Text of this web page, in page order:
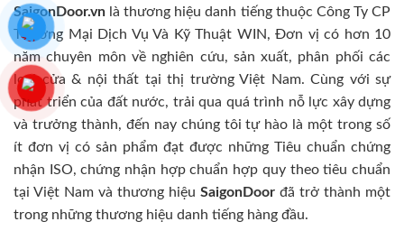
SaigonDoor.vn là thương hiệu danh tiếng thuộc Công Ty CP
Thương Mại Dịch Vụ Và Kỹ Thuật WIN, Đơn vị có hơn 10
năm chuyên môn về nghiên cứu, sản xuất, phân phối các
loại cửa & nội thất tại thị trường Việt Nam. Cùng với sự
phát triển của đất nước, trải qua quá trình nỗ lực xây dựng
và trưởng thành, đến nay chúng tôi tự hào là một trong số
ít đơn vị có sản phẩm đạt được những Tiêu chuẩn chứng
nhận ISO, chứng nhận hợp chuẩn hợp quy theo tiêu chuẩn
tại Việt Nam và thương hiệu SaigonDoor đã trở thành một
trong những thương hiệu danh tiếng hàng đầu.